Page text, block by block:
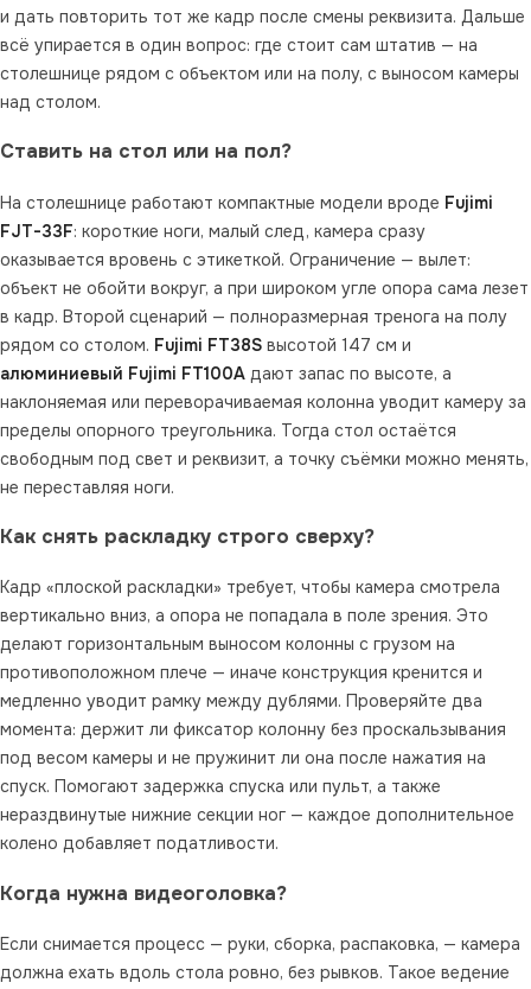
и дать повторить тот же кадр после смены реквизита. Дальше
всё упирается в один вопрос: где стоит сам штатив — на
столешнице рядом с объектом или на полу, с выносом камеры
над столом.
Ставить на стол или на пол?
На столешнице работают компактные модели вроде Fujimi
FJT-33F: короткие ноги, малый след, камера сразу
оказывается вровень с этикеткой. Ограничение — вылет:
объект не обойти вокруг, а при широком угле опора сама лезет
в кадр. Второй сценарий — полноразмерная тренога на полу
рядом со столом. Fujimi FT38S высотой 147 см и
алюминиевый Fujimi FT100A дают запас по высоте, а
наклоняемая или переворачиваемая колонна уводит камеру за
пределы опорного треугольника. Тогда стол остаётся
свободным под свет и реквизит, а точку съёмки можно менять,
не переставляя ноги.
Как снять раскладку строго сверху?
Кадр «плоской раскладки» требует, чтобы камера смотрела
вертикально вниз, а опора не попадала в поле зрения. Это
делают горизонтальным выносом колонны с грузом на
противоположном плече — иначе конструкция кренится и
медленно уводит рамку между дублями. Проверяйте два
момента: держит ли фиксатор колонну без проскальзывания
под весом камеры и не пружинит ли она после нажатия на
спуск. Помогают задержка спуска или пульт, а также
нераздвинутые нижние секции ног — каждое дополнительное
колено добавляет податливости.
Когда нужна видеоголовка?
Если снимается процесс — руки, сборка, распаковка, — камера
должна ехать вдоль стола ровно, без рывков. Такое ведение